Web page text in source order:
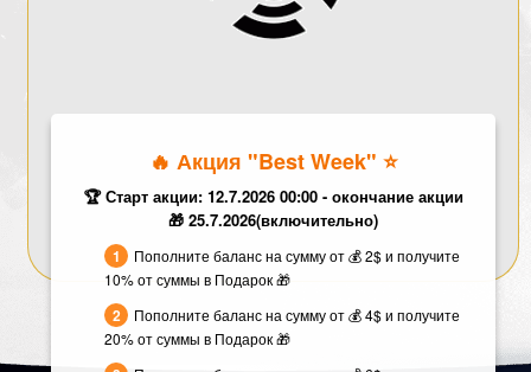
🔥 Акция "Best Week" ⭐️
🏆 Старт акции: 12.7.2026 00:00 - окончание акции
🎁 25.7.2026(включительно)
Пополните баланс на сумму от 💰 2$ и получите
10% от суммы в Подарок 🎁
Пополните баланс на сумму от 💰 4$ и получите
20% от суммы в Подарок 🎁